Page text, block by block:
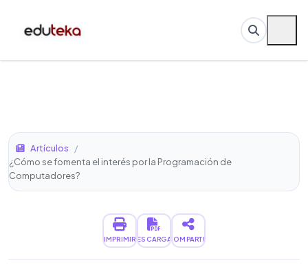
Artículos
/
¿Cómo se fomenta el interés por la Programación de
Computadores?
IMPRIMIRDESCARGARCOMPARTIR